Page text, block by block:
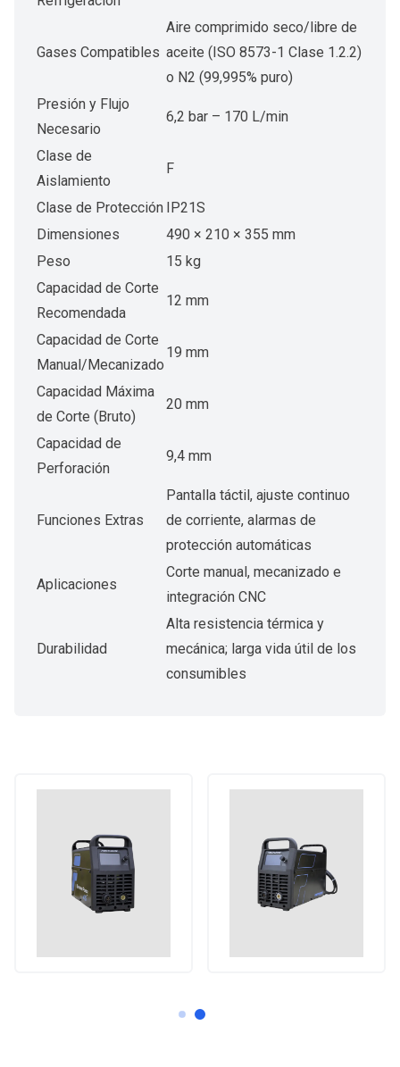
Gases Compatibles
Aire comprimido seco/libre de
aceite (ISO 8573-1 Clase 1.2.2)
o N2 (99,995% puro)
Presión y Flujo
Necesario
6,2 bar – 170 L/min
Clase de
Aislamiento
F
Clase de Protección IP21S
Dimensiones
490 × 210 × 355 mm
Peso
15 kg
Capacidad de Corte
Recomendada
12 mm
Capacidad de Corte
Manual/Mecanizado
19 mm
Capacidad Máxima
de Corte (Bruto)
20 mm
Capacidad de
Perforación
9,4 mm
Funciones Extras
Pantalla táctil, ajuste continuo
de corriente, alarmas de
protección automáticas
Aplicaciones
Corte manual, mecanizado e
integración CNC
Durabilidad
Alta resistencia térmica y
mecánica; larga vida útil de los
consumibles